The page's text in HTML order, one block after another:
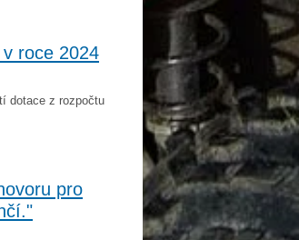
roce 2024
dotace z rozpočtu
pro